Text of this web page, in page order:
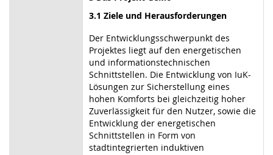
3.1 Ziele und Herausforderungen
Der Entwicklungsschwerpunkt des
Projektes liegt auf den energetischen
und informationstechnischen
Schnittstellen. Die Entwicklung von IuK-
Lösungen zur Sicherstellung eines
hohen Komforts bei gleichzeitig hoher
Zuverlässigkeit für den Nutzer, sowie die
Entwicklung der energetischen
Schnittstellen in Form von
stadtintegrierten induktiven